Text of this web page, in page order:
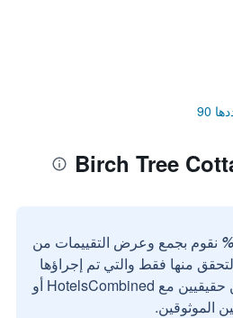
90
نقوم بجمع وعرض التقييمات من
منها فقط والتي تم إجراؤها
بواسطة مستخدمين حقيقيين مع HotelsCombined أو
الموثوقين.